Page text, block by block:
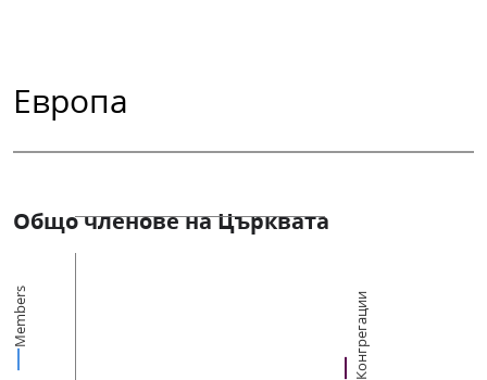
Европа
Общо членове на Църквата
Members Конгрегации